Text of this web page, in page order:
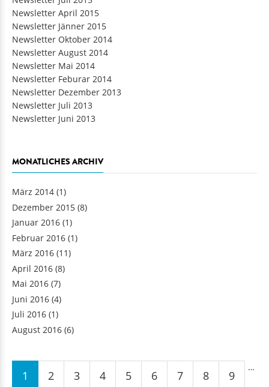
Newsletter April 2015
Newsletter Jänner 2015
Newsletter Oktober 2014
Newsletter August 2014
Newsletter Mai 2014
Newsletter Feburar 2014
Newsletter Dezember 2013
Newsletter Juli 2013
Newsletter Juni 2013
MONATLICHES ARCHIV
März 2014 (1)
Dezember 2015 (8)
Januar 2016 (1)
Februar 2016 (1)
März 2016 (11)
April 2016 (8)
Mai 2016 (7)
Juni 2016 (4)
Juli 2016 (1)
August 2016 (6)
Seiten
1 2 3 4 5 6 7 8 9
…